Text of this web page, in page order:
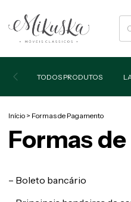
TODOS PRODUTOS
Início > Formas de Pagamento
Formas
– Boleto bancário